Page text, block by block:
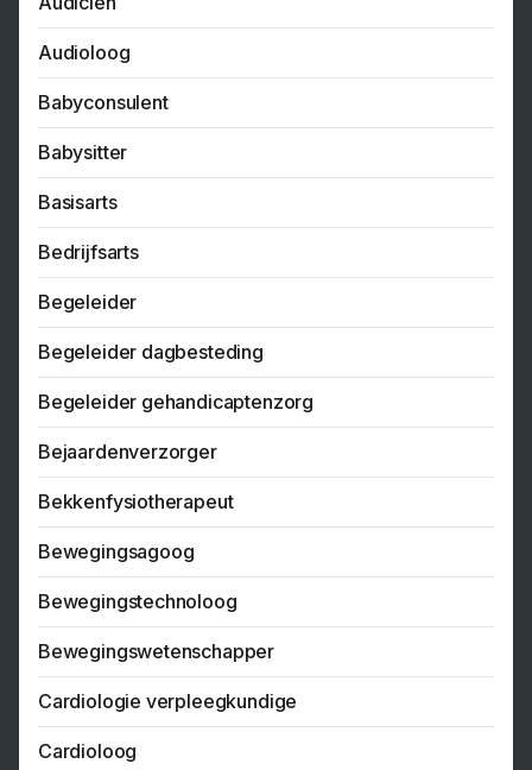
Audioloog
Babyconsulent
Babysitter
Basisarts
Bedrijfsarts
Begeleider
Begeleider dagbesteding
Begeleider gehandicaptenzorg
Bejaardenverzorger
Bekkenfysiotherapeut
Bewegingsagoog
Bewegingstechnoloog
Bewegingswetenschapper
Cardiologie verpleegkundige
Cardioloog